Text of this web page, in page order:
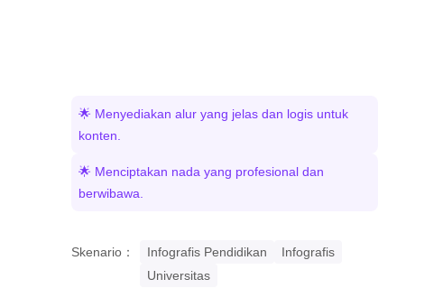
🌟 Menyediakan alur yang jelas dan logis untuk
konten.
🌟 Menciptakan nada yang profesional dan
berwibawa.
Skenario： Infografis Pendidikan
Infografis
Universitas